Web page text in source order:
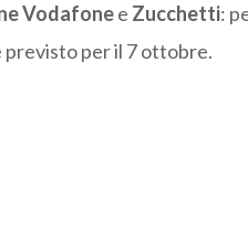
Vodafonee Zucchetti:
previsto per il 7 ottobre.